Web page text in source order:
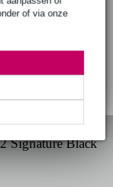
of via onze
Signature Black